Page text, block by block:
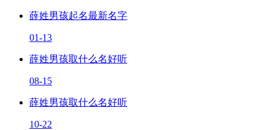
薛姓男孩起名最新名字
01-13
薛姓男孩取什么名好听
08-15
薛姓男孩取什么名好听
10-22